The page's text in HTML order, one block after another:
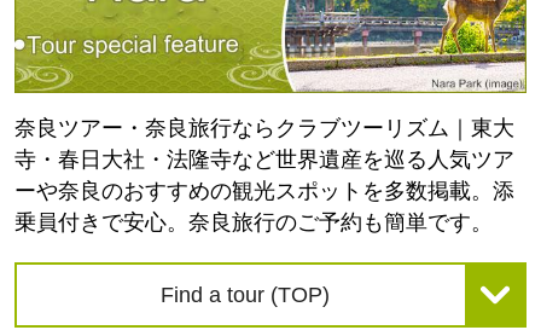
奈良ツアー・奈良旅行ならクラブツーリズム｜東大
寺・春日大社・法隆寺など世界遺産を巡る人気ツア
ーや奈良のおすすめの観光スポットを多数掲載。添
乗員付きで安心。奈良旅行のご予約も簡単です。
Find a tour (TOP)